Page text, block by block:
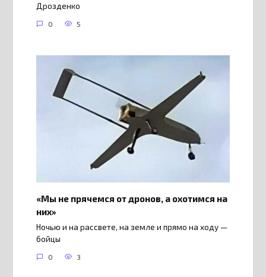
Дрозденко
0 5
«Мы не прячемся от дронов, а охотимся на
них»
Ночью и на рассвете, на земле и прямо на ходу —
бойцы
0 3